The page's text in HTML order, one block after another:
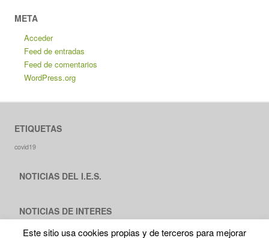
META
Acceder
Feed de entradas
Feed de comentarios
WordPress.org
ETIQUETAS
covid19
NOTICIAS DEL I.E.S.
NOTICIAS DE INTERES
Este sitio usa cookies propias y de terceros para mejorar